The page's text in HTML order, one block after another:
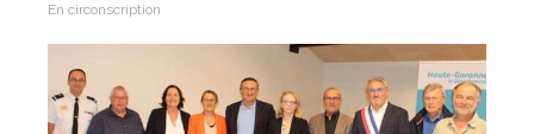
En circonscription